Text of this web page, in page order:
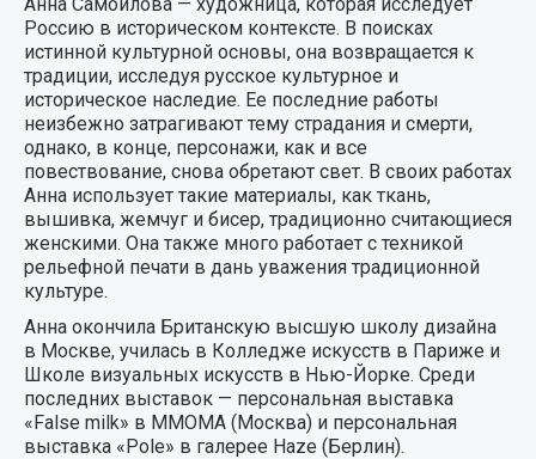
Россию в историческом контексте. В поисках
истинной культурной основы, она возвращается к
традиции, исследуя русское культурное и
историческое наследие. Ее последние работы
неизбежно затрагивают тему страдания и смерти,
однако, в конце, персонажи, как и все
повествование, снова обретают свет. В своих работах
Анна использует такие материалы, как ткань,
вышивка, жемчуг и бисер, традиционно считающиеся
женскими. Она также много работает с техникой
рельефной печати в дань уважения традиционной
культуре.
Анна окончила Британскую высшую школу дизайна
в Москве, училась в Колледже искусств в Париже и
Школе визуальных искусств в Нью-Йорке. Среди
последних выставок — персональная выставка
«False milk» в ММОМА (Москва) и персональная
выставка «Pole» в галерее Haze (Берлин).